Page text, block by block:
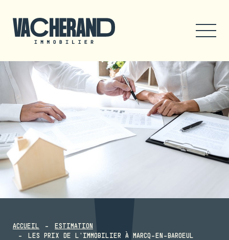
ACCUEIL
ESTIMATION
LES PRIX DE L'IMMOBILIER À MARCQ-EN-BAROEUL